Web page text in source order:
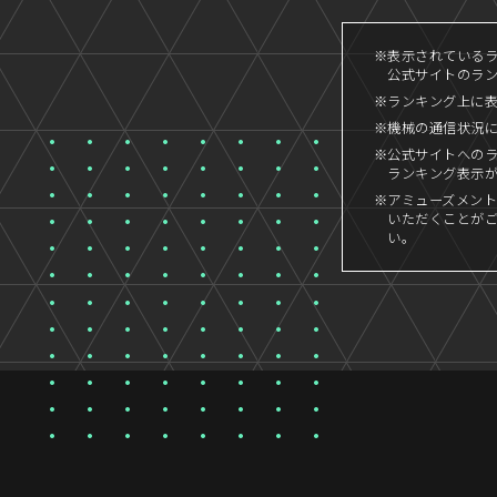
※表示されている
公式サイトのラ
※ランキング上に
※機械の通信状況
※公式サイトへの
ランキング表示
※アミューズメン
いただくことが
い。